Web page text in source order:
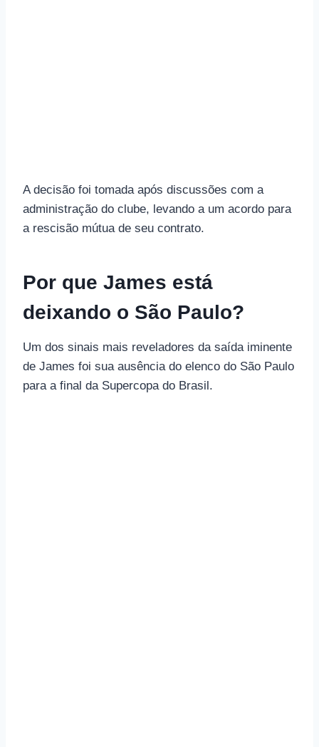
A decisão foi tomada após discussões com a
administração do clube, levando a um acordo para
a rescisão mútua de seu contrato.
Por que James está
deixando o São Paulo?
Um dos sinais mais reveladores da saída iminente
de James foi sua ausência do elenco do São Paulo
para a final da Supercopa do Brasil.